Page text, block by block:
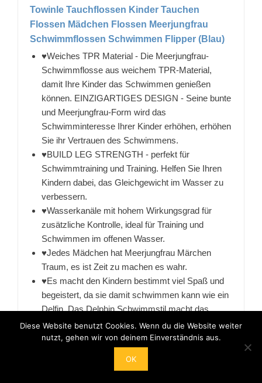
Towinle Tauchflossen Kinder Tauchen
Flossen Mädchen Flossen Meerjungfrau
Schwimmflossen Schwimmen Flipper (Blau)
♥Weiches TPR Material - Die Meerjungfrau-
Schwimmflosse aus weichem TPR-Material,
damit Ihre Kinder das Schwimmen genießen
können. EINZIGARTIGES DESIGN - Seine bunte
und Meerjungfrau-Form wird das
Schwimminteresse Ihrer Kinder erhöhen, erhöhen
Sie ihr Vertrauen des Schwimmens.
♥BUILD LEG STRENGTH - perfekt für
Schwimmtraining und Training. Helfen Sie Ihren
Kindern dabei, das Gleichgewicht im Wasser zu
verbessern.
♥Wasserkanäle mit hohem Wirkungsgrad für
zusätzliche Kontrolle, ideal für Training und
Schwimmen im offenen Wasser.
♥Jedes Mädchen hat Meerjungfrau Märchen
Traum, es ist Zeit zu machen es wahr.
♥Es macht den Kindern bestimmt viel Spaß und
begeistert, da sie damit schwimmen kann wie ein
Delfin. Das Delphin Schwimmstil macht das
erlebnisreichese ein Delfin. Das Delphin
Schwimmstil macht das erlebnisreiches.
−1,00 EUR
Diese Website benutzt Cookies. Wenn du die Website weiter
nutzt, gehen wir von deinem Einverständnis aus.
OK